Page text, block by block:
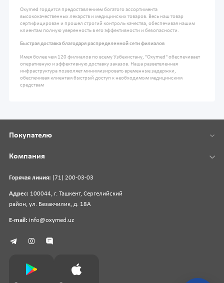
Oxymed гордится предоставлением богатого ассортимента
высококачественных лекарств и медицинских товаров. Весь наш товар
сертифицирован и прошел строгий контроль качества, обеспечивая нашим
клиентам полную уверенность в его эффективности и безопасности.
Быстрая доставка благодаря распределенной сети филиалов
Имея более чем 120 филиалов по всему Узбекистану, "Oxymed" обеспечивает
оперативную и эффективную доставку заказов. Наша разветвленная
инфраструктура позволяет минимизировать временные задержки,
обеспечивая клиентам быстрый доступ к необходимым медицинским
средствам
Горячая линия: (71) 200-03-03
Адрес: 100044, г. Ташкент, Сергелийский
район, ул. Безакчилик, д. 18А
E-mail: info@oxymed.uz
Покупателю
Компания